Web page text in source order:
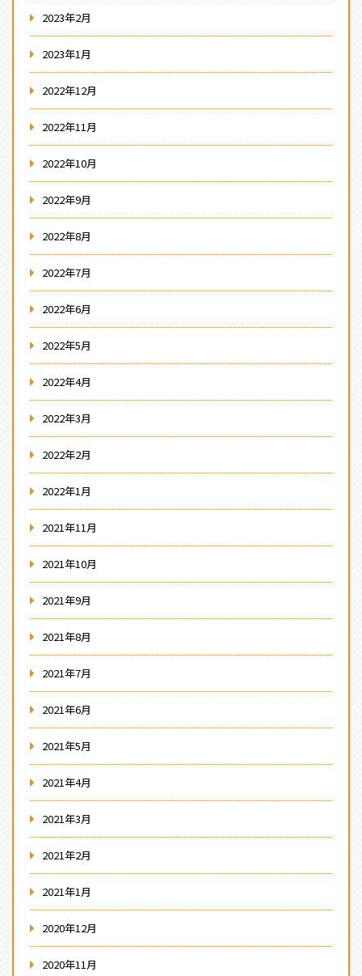
2023年2月
2023年1月
2022年12月
2022年11月
2022年10月
2022年9月
2022年8月
2022年7月
2022年6月
2022年5月
2022年4月
2022年3月
2022年2月
2022年1月
2021年11月
2021年10月
2021年9月
2021年8月
2021年7月
2021年6月
2021年5月
2021年4月
2021年3月
2021年2月
2021年1月
2020年12月
2020年11月